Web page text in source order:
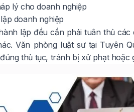
lý cho doanh nghiệp
doanh nghiệp
lập đều cần phải tuân thủ
Văn phòng luật sư tại Tuyên
thủ tục, tránh bị xử phạt hoặc